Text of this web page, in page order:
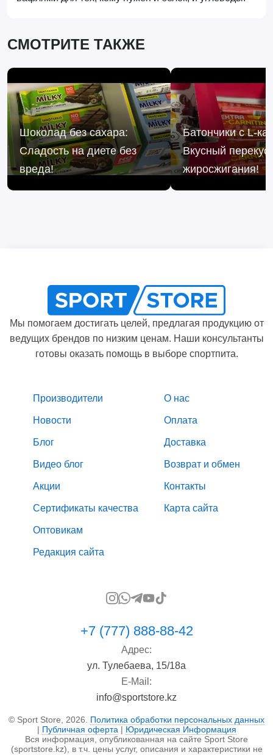
СМОТРИТЕ ТАКЖЕ
Шоколад без сахара:
Сладость на диете без
вреда!
Батончики с L-
Вкусный перекус
жиросжигания!
Мы помогаем достигать целей, предлагая продукцию от
ведущих брендов по низким ценам. Наши консультанты
готовы оказать помощь в выборе спортпита.
Производители
Новости
Блог
Видео блог
Акции
Сертификаты качества
Оптовикам
Редакция сайта
О нас
Оплата
Доставка
Возврат и обмен
Контакты
Карта сайта
+7 (777) 888-88-42
Адрес:
ул. Тулебаева, 15/18а
E-Mail:
info@sportstore.kz
© Sport Store, 2026. Политика обработки персональных данных
| Публичная оферта | Юридическая Информация
Вся информация, опубликованная на сайте Sport Store
(sportstore.kz), в т.ч. цены услуг, описания и характеристики не